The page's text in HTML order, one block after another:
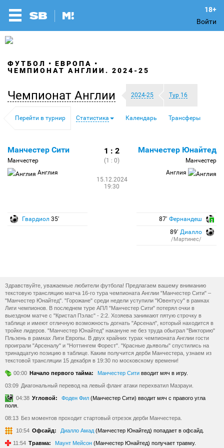
Войти
ФУТБОЛ
ЕВРОПА
ЧЕМПИОНАТ АНГЛИИ. 2024-25
Чемпионат Англии 2024-25 Тур 16
Перейти в турнир Статистика Календарь Трансферы
Манчестер Сити
Манчестер
Англия
1 : 2
(1 : 0)
15.12.2024
19:30
Манчестер Юнайтед
Манчестер
Англия
Гвардиол 35′ 87′ Фернандеш
89′ Диалло
/Мартинес/
Здравствуйте, уважаемые любители футбола! Предлагаем вашему вниманию
текстовую трансляцию матча 16-го тура чемпионата Англии "Манчестер Сити" –
"Манчестер Юнайтед". "Горожане" среди недели уступили "Ювентусу" в рамках
Лиги чемпионов. В последнем туре АПЛ "Манчестер Сити" потерял очки в
выездном матче с "Кристал Пэлас" - 2:2. Хозяева занимают пятую строчку в
таблице и имеют отличную возможность догнать "Арсенал", который находится в
тройке лидеров. "Манчестер Юнайтед" накануне не без труда обыграл "Викторию"
Пльзень в рамках Лиги Европы. В двух крайних турах чемпионата Англии гости
проиграли "Арсеналу" и "Ноттингем Форест". "Красные дьяволы" спустились на
тринадцатую позицию в таблице. Каким получится дерби Манчестера, узнаем из
текстовой трансляции 15 декабря в 19:30 по московскому времени!
00:00 Начало первого тайма: Манчестер Сити вводит мяч в игру.
03:09 Диагональный перевод на левый фланг атаки перехватил Мазрауи.
04:38 Угловой: Фоден Фил (Манчестер Сити) вводит мяч с правого угла
поля.
08:13 Без моментов проходит стартовый отрезок дерби Манчестера.
10:54 Офсайд: Диалло Амад (Манчестер Юнайтед) попадает в офсайд.
11:54 Травма: Маунт Мейсон (Манчестер Юнайтед) получает травму.